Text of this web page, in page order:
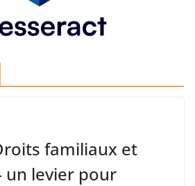
familiaux et
un levier pour